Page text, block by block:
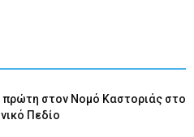
πρώτη στον Νομό Καστοριάς στο
Πεδίο